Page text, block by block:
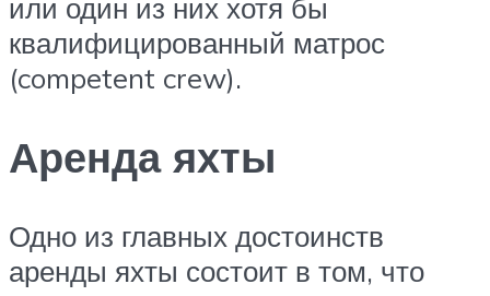
или один из них хотя бы
квалифицированный матрос
(competent crew).
Аренда яхты
Одно из главных достоинств
аренды яхты состоит в том, что